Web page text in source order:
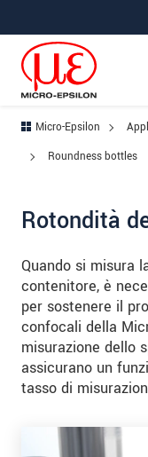
Micro-Epsilon
Roundness bottles
Rotondità
Quando si misura
contenitore, è
per sostenere il
confocali della
misurazione dello
assicurano un
tasso di